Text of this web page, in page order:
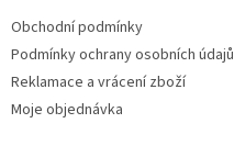
Obchodní podmínky
Podmínky ochrany osobních údajů
Reklamace a vrácení zboží
Moje objednávka